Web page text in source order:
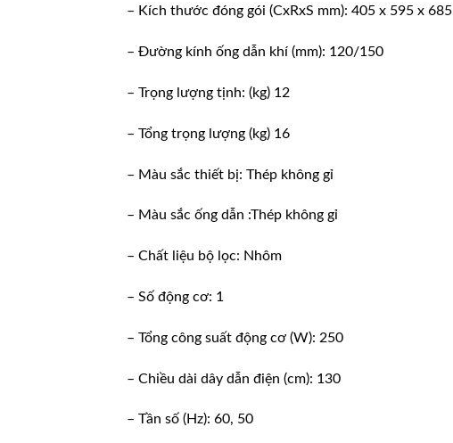
– Kích thước đóng gói (CxRxS mm): 405 x 595 x 685
– Đường kính ống dẫn khí (mm): 120/150
– Trọng lượng tịnh: (kg) 12
– Tổng trọng lượng (kg) 16
– Màu sắc thiết bị: Thép không gỉ
– Màu sắc ống dẫn :Thép không gỉ
– Chất liệu bộ lọc: Nhôm
– Số động cơ: 1
– Tổng công suất động cơ (W): 250
– Chiều dài dây dẫn điện (cm): 130
– Tần số (Hz): 60, 50